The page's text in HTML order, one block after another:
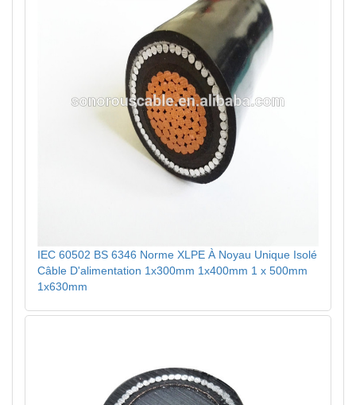
IEC 60502 BS 6346 Norme XLPE À Noyau Unique Isolé
Câble D'alimentation 1x300mm 1x400mm 1 x 500mm
1x630mm